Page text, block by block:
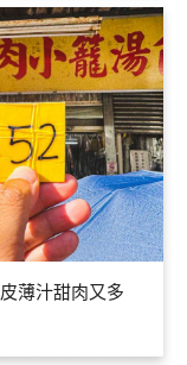
薄汁甜肉又多